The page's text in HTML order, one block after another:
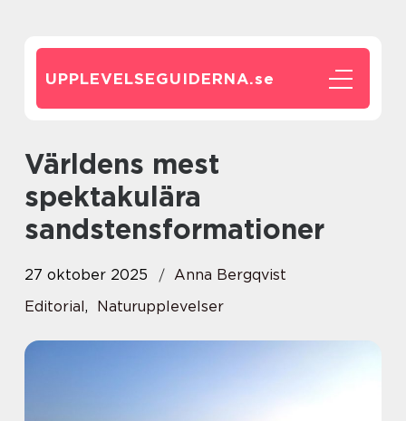
UPPLEVELSEGUIDERNA.se
Världens mest
spektakulära
sandstensformationer
27 oktober 2025
Anna Bergqvist
Editorial, Naturupplevelser